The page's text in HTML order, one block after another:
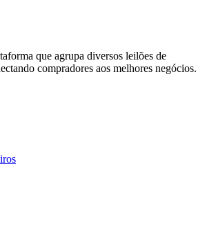
que agrupa diversos leilões de
compradores aos melhores negócios.